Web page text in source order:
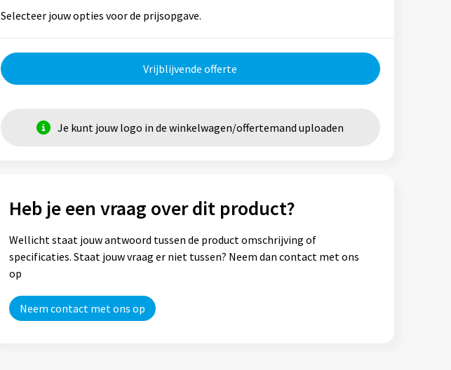
Selecteer jouw opties voor de prijsopgave.
Vrijblijvende offerte
Je kunt jouw logo in de winkelwagen/offertemand uploaden
Heb je een vraag over dit product?
Wellicht staat jouw antwoord tussen de product omschrijving of
specificaties. Staat jouw vraag er niet tussen? Neem dan contact met ons
op
Neem contact met ons op